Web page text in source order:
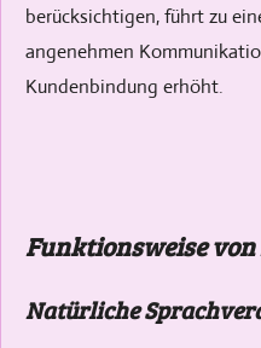
berücksichtigen, führt zu
angenehmen
Kundenbindung erhöht.
Funktionsweise
Natürliche